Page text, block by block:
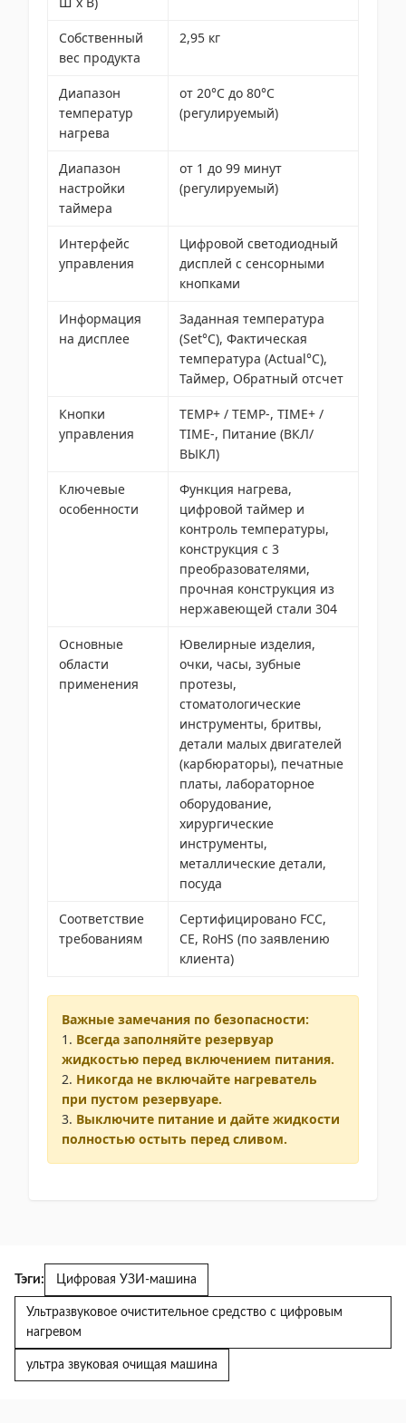
Собственный
вес продукта
2,95 кг
Диапазон
температур
нагрева
от 20°C до 80°C
(регулируемый)
Диапазон
настройки
таймера
от 1 до 99 минут
(регулируемый)
Интерфейс
управления
Цифровой светодиодный
дисплей с сенсорными
кнопками
Информация
на дисплее
Заданная температура
(Set°C), Фактическая
температура (Actual°C),
Таймер, Обратный отсчет
Кнопки
управления
TEMP+ / TEMP-, TIME+ /
TIME-, Питание (ВКЛ/
ВЫКЛ)
Ключевые
особенности
Функция нагрева,
цифровой таймер и
контроль температуры,
конструкция с 3
преобразователями,
прочная конструкция из
нержавеющей стали 304
Основные
области
применения
Ювелирные изделия,
очки, часы, зубные
протезы,
стоматологические
инструменты, бритвы,
детали малых двигателей
(карбюраторы), печатные
платы, лабораторное
оборудование,
хирургические
инструменты,
металлические детали,
посуда
Соответствие
требованиям
Сертифицировано FCC,
CE, RoHS (по заявлению
клиента)
Важные замечания по безопасности:
1. Всегда заполняйте резервуар
жидкостью перед включением питания.
2. Никогда не включайте нагреватель
при пустом резервуаре.
3. Выключите питание и дайте жидкости
полностью остыть перед сливом.
Тэги: Цифровая УЗИ-машина
Ультразвуковое очистительное средство с цифровым
нагревом
ультра звуковая очищая машина